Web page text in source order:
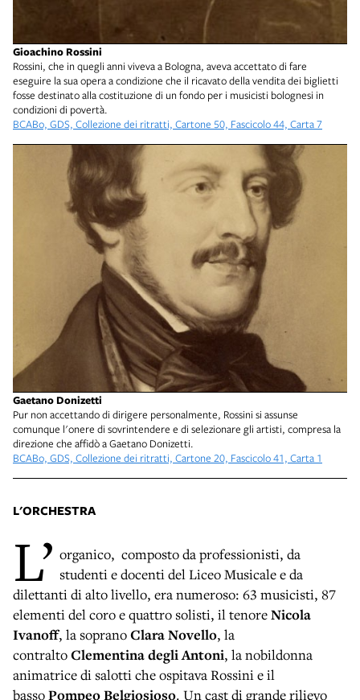
Gioachino Rossini
Rossini, che in quegli anni viveva a Bologna, aveva accettato di fare
eseguire la sua opera a condizione che il ricavato della vendita dei biglietti
fosse destinato alla costituzione di un fondo per i musicisti bolognesi in
condizioni di povertà.
BCABo, GDS, Collezione dei ritratti, Cartone 50, Fascicolo 44, Carta 7
Gaetano Donizetti
Pur non accettando di dirigere personalmente, Rossini si assunse
comunque l'onere di sovrintendere e di selezionare gli artisti, compresa la
direzione che affidò a Gaetano Donizetti.
BCABo, GDS, Collezione dei ritratti, Cartone 20, Fascicolo 41, Carta 1
L'ORCHESTRA
L’ organico, composto da professionisti, da
studenti e docenti del Liceo Musicale e da
dilettanti di alto livello, era numeroso: 63 musicisti, 87
elementi del coro e quattro solisti, il tenoreNicola
Ivanoff, la sopranoClara Novello, la
contraltoClementina degli Antoni, la nobildonna
animatrice di salotti che ospitava Rossini e il
bassoPompeo Belgiosioso. Un cast di grande rilievo